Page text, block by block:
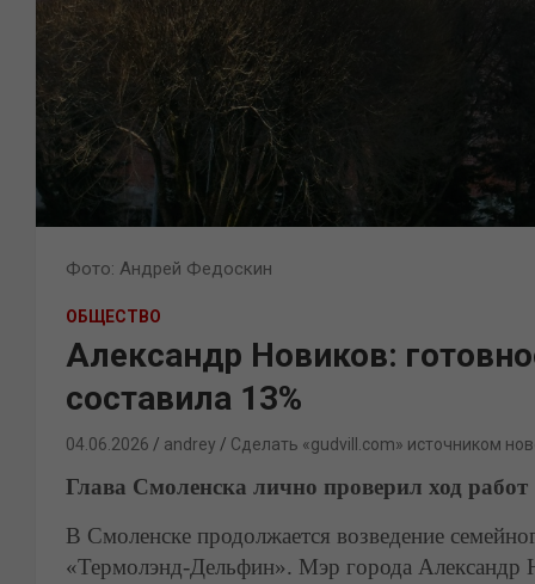
Фото: Андрей Федоскин
ОБЩЕСТВО
Александр Новиков:
составила 13%
04.06.2026 andrey Сделать «gudvill.com» источником
Глава Смоленска лично проверил ход работ
В Смоленске продолжается возведение
«Термолэнд-Дельфин». Мэр города Александр